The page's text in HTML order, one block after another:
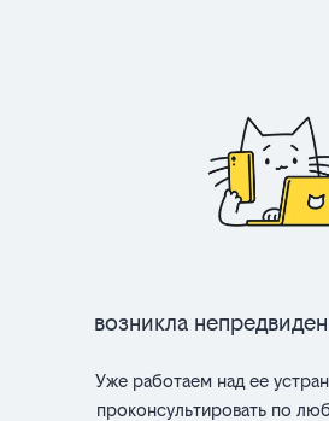
Возникла
Уже работаем над ее
проконсультировать по